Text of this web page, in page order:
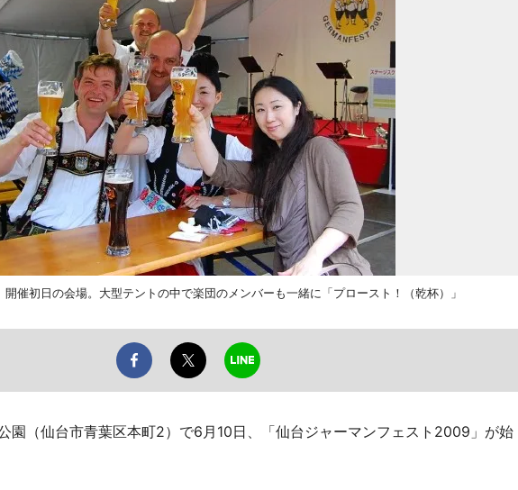
開催初日の会場。大型テントの中で楽団のメンバーも一緒に「プロースト！（乾杯）」
園（仙台市青葉区本町2）で6月10日、「仙台ジャーマンフェスト2009」が始